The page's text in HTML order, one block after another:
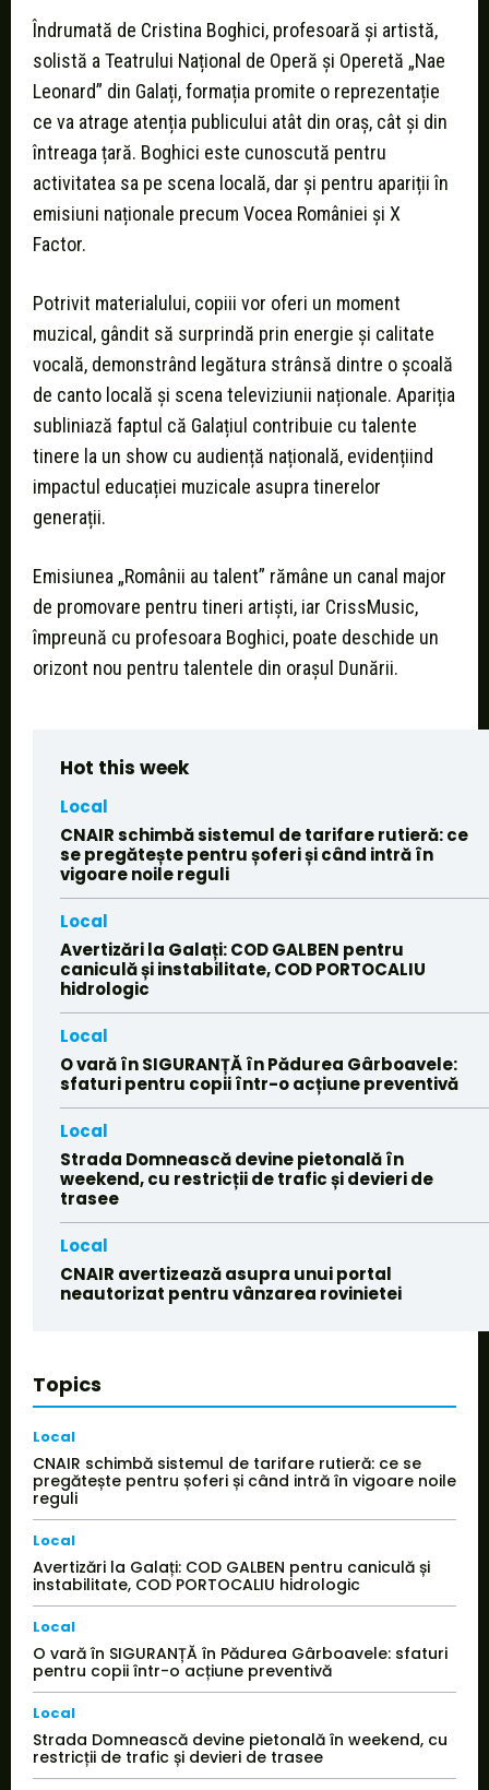
Îndrumată de Cristina Boghici, profesoară și artistă,
solistă a Teatrului Național de Operă și Operetă „Nae
Leonard” din Galați, formația promite o reprezentație
ce va atrage atenția publicului atât din oraș, cât și din
întreaga țară. Boghici este cunoscută pentru
activitatea sa pe scena locală, dar și pentru apariții în
emisiuni naționale precum Vocea României și X
Factor.
Potrivit materialului, copiii vor oferi un moment
muzical, gândit să surprindă prin energie și calitate
vocală, demonstrând legătura strânsă dintre o școală
de canto locală și scena televiziunii naționale. Apariția
subliniază faptul că Galațiul contribuie cu talente
tinere la un show cu audiență națională, evidențiind
impactul educației muzicale asupra tinerelor
generații.
Emisiunea „Românii au talent” rămâne un canal major
de promovare pentru tineri artiști, iar CrissMusic,
împreună cu profesoara Boghici, poate deschide un
orizont nou pentru talentele din orașul Dunării.
Hot this week
Local
CNAIR schimbă sistemul de tarifare rutieră: ce
se pregătește pentru șoferi și când intră în
vigoare noile reguli
Local
Avertizări la Galați: COD GALBEN pentru
caniculă și instabilitate, COD PORTOCALIU
hidrologic
Local
O vară în SIGURANȚĂ în Pădurea Gârboavele:
sfaturi pentru copii într-o acțiune preventivă
Local
Strada Domnească devine pietonală în
weekend, cu restricții de trafic și devieri de
trasee
Local
CNAIR avertizează asupra unui portal
neautorizat pentru vânzarea rovinietei
Topics
Local
CNAIR schimbă sistemul de tarifare rutieră: ce se
pregătește pentru șoferi și când intră în vigoare noile
reguli
Local
Avertizări la Galați: COD GALBEN pentru caniculă și
instabilitate, COD PORTOCALIU hidrologic
Local
O vară în SIGURANȚĂ în Pădurea Gârboavele: sfaturi
pentru copii într-o acțiune preventivă
Local
Strada Domnească devine pietonală în weekend, cu
restricții de trafic și devieri de trasee